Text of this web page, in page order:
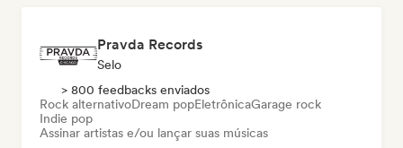
Pravda Records
Selo
> 800 feedbacks enviados
Rock alternativoDream popEletrônicaGarage rock
Indie pop
Assinar artistas e/ou lançar suas músicas